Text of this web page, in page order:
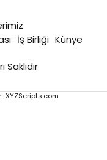
İş Birliği Künye
:XYZScripts.com